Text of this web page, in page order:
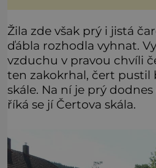
Žila zde však prý i jistá
ďábla rozhodla vyhnat.
vzduchu v pravou chvíli
ten zakokrhal, čert pustil
skále. Na ní je prý
říká se jí Čertova skála.